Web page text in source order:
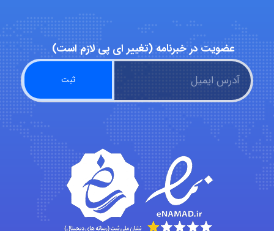
Poubakhtiari
Alirez0990
hosein abdolvand
Kati
عضویت در خبرنامه (تغییر ای پی لازم است)